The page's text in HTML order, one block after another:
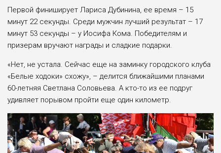
Первой финиширует Лариса Дубинина, ее время – 15
минут 22 секунды. Среди мужчин лучший результат – 17
минут 53 секунды – у Иосифа Кома. Победителям и
призерам вручают награды и сладкие подарки.
«Нет, не устала. Сейчас еще на заминку городского клуба
«Белые ходоки» схожу», – делится ближайшими планами
60-летняя Светлана Соловьева. А кто-то из ее подруг
удивляет порывом пройти еще один километр.